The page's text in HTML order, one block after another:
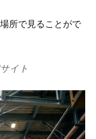
所で見ることがで
イト